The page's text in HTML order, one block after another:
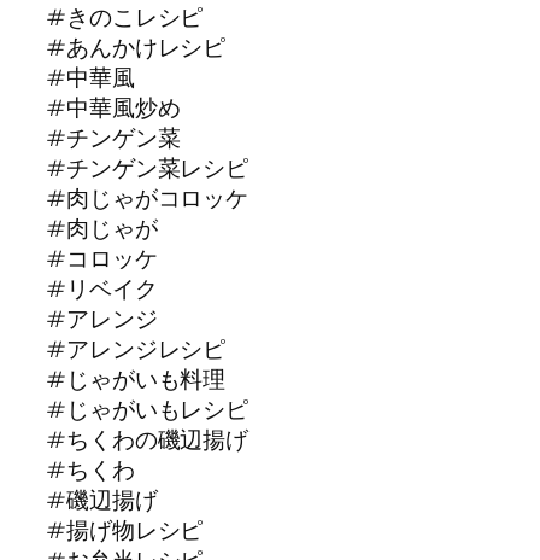
#きのこレシピ
#あんかけレシピ
#中華風
#中華風炒め
#チンゲン菜
#チンゲン菜レシピ
#肉じゃがコロッケ
#肉じゃが
#コロッケ
#リベイク
#アレンジ
#アレンジレシピ
#じゃがいも料理
#じゃがいもレシピ
#ちくわの磯辺揚げ
#ちくわ
#磯辺揚げ
#揚げ物レシピ